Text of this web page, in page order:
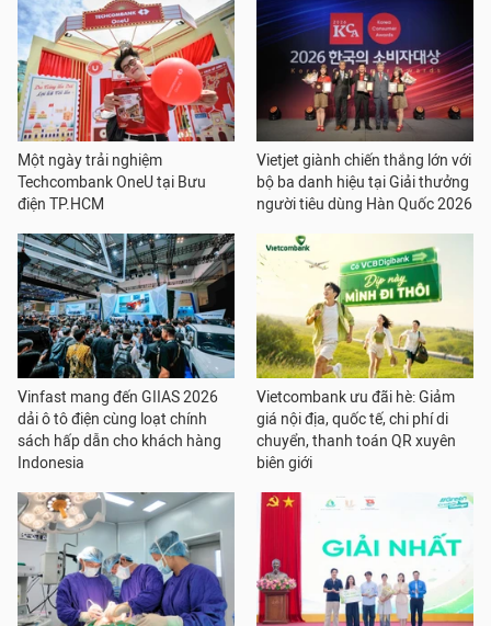
Một ngày trải nghiệm
Techcombank OneU tại Bưu
điện TP.HCM
Vietjet giành chiến thắng lớn với
bộ ba danh hiệu tại Giải thưởng
người tiêu dùng Hàn Quốc 2026
Vinfast mang đến GIIAS 2026
dải ô tô điện cùng loạt chính
sách hấp dẫn cho khách hàng
Indonesia
Vietcombank ưu đãi hè: Giảm
giá nội địa, quốc tế, chi phí di
chuyển, thanh toán QR xuyên
biên giới